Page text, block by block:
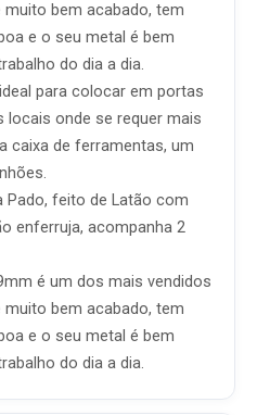
bem acabado, tem
e o seu metal é bem
do dia a dia.
para colocar em portas
onde se requer mais
caixa de ferramentas, um
Pado, feito de Latão com
enferruja, acompanha 2
é um dos mais vendidos
bem acabado, tem
e o seu metal é bem
do dia a dia.